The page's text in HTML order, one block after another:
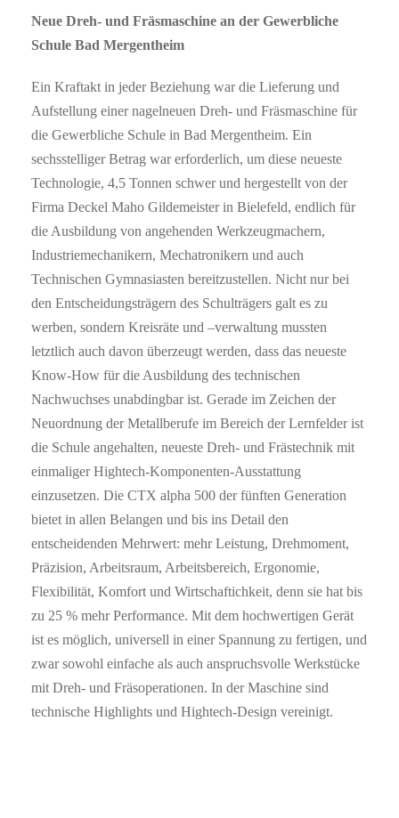
Neue Dreh- und Fräsmaschine an der Gewerbliche
Schule Bad Mergentheim
Ein Kraftakt in jeder Beziehung war die Lieferung und
Aufstellung einer nagelneuen Dreh- und Fräsmaschine für
die Gewerbliche Schule in Bad Mergentheim. Ein
sechsstelliger Betrag war erforderlich, um diese neueste
Technologie, 4,5 Tonnen schwer und hergestellt von der
Firma Deckel Maho Gildemeister in Bielefeld, endlich für
die Ausbildung von angehenden Werkzeugmachern,
Industriemechanikern, Mechatronikern und auch
Technischen Gymnasiasten bereitzustellen. Nicht nur bei
den Entscheidungsträgern des Schulträgers galt es zu
werben, sondern Kreisräte und –verwaltung mussten
letztlich auch davon überzeugt werden, dass das neueste
Know-How für die Ausbildung des technischen
Nachwuchses unabdingbar ist. Gerade im Zeichen der
Neuordnung der Metallberufe im Bereich der Lernfelder ist
die Schule angehalten, neueste Dreh- und Frästechnik mit
einmaliger Hightech-Komponenten-Ausstattung
einzusetzen. Die CTX alpha 500 der fünften Generation
bietet in allen Belangen und bis ins Detail den
entscheidenden Mehrwert: mehr Leistung, Drehmoment,
Präzision, Arbeitsraum, Arbeitsbereich, Ergonomie,
Flexibilität, Komfort und Wirtschaftichkeit, denn sie hat bis
zu 25 % mehr Performance. Mit dem hochwertigen Gerät
ist es möglich, universell in einer Spannung zu fertigen, und
zwar sowohl einfache als auch anspruchsvolle Werkstücke
mit Dreh- und Fräsoperationen. In der Maschine sind
technische Highlights und Hightech-Design vereinigt.